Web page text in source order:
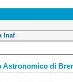
Inaf
Astronomico di